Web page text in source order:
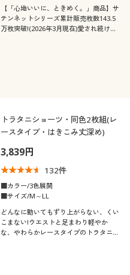
【「心地いいに、ときめく。」商品】サ
テンネットシリーズ累計販売枚数143.5
万枚突破!(2026年3月現在)愛され続ける
トラタニショーツ・同色2枚組(レ
ースタイプ・はきこみ丈深め)
3,839円
132件
■カラー/3色展開
■サイズ/M～LL
どんなに動いてもずり上がらない、くい
こまない!ウエストと足まわり軽やか
な、やわらかレースタイプのトラタニ®